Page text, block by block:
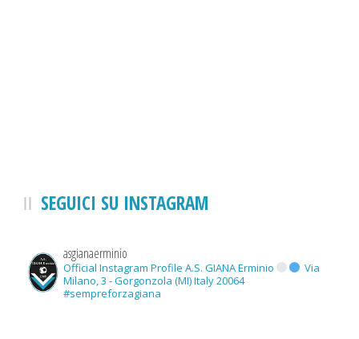
SEGUICI SU INSTAGRAM
asgianaerminio
Official Instagram Profile A.S. GIANA Erminio
Via
Milano, 3 - Gorgonzola (MI) Italy 20064
#sempreforzagiana